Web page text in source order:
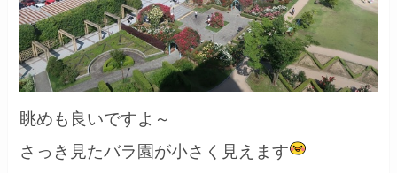
眺めも良いですよ～
さっき見たバラ園が小さく見えます